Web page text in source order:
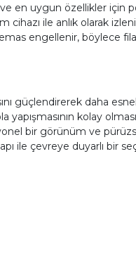
en uygun özellikler için
cihazı ile anlık olarak
engellenir, böylece
güçlendirerek daha
kolay
bir görünüm ve
ile çevreye duyarlı bir